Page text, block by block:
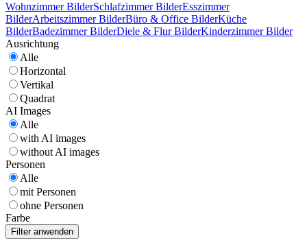
Wohnzimmer BilderSchlafzimmer BilderEsszimmer
BilderArbeitszimmer BilderBüro & Office BilderKüche
BilderBadezimmer BilderDiele & Flur BilderKinderzimmer Bilder
Ausrichtung
Alle
Horizontal
Vertikal
Quadrat
AI Images
Alle
with AI images
without AI images
Personen
Alle
mit Personen
ohne Personen
Farbe